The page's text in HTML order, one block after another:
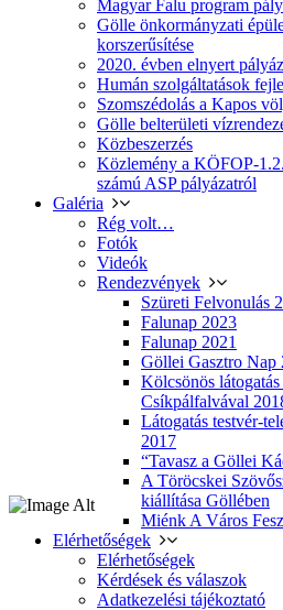
Magyar Falu program
Gölle önkormányzati
korszerűsítése
2020. évben elnyert
Humán szolgáltatások
Szomszédolás a Kapos
Gölle belterületi
Közbeszerzés
Közlemény a KÖFOP-
számú ASP pályázatról
Galéria
Rég volt…
Fotók
Videók
Rendezvények
Szüreti Felvonulás
Falunap 2023
Falunap 2021
Göllei Gasztro Nap
Kölcsönös
Csíkpálfalvával
Látogatás testvér-
2017
“Tavasz a Göllei
A Töröcskei
kiállítása Göllében
Miénk A Város
Elérhetőségek
Elérhetőségek
Kérdések és válaszok
Adatkezelési tájékoztató